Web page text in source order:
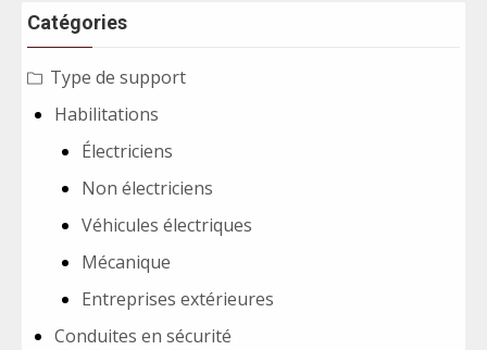
Catégories
Type de support
Habilitations
Électriciens
Non électriciens
Véhicules électriques
Mécanique
Entreprises extérieures
Conduites en sécurité